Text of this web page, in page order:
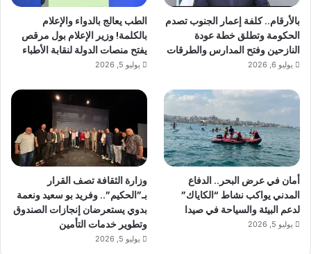
بالأرقام.. كلفة إعمار الجنوب تصدم
الحكومة وتطلق خطة عودة
النازحين وفتح المدارس والطرقات
يوليو 6, 2026
الطب يعالج بالدواء والإعلام
بالكلمة! وزير الإعلام بول مرقص
يفتح منصات الدولة لنقابة الأطباء
يوليو 5, 2026
أمان في عرض البحر.. الدفاع
المدني يواكب نشاط “الكاياك”
لدعم البيئة والسياحة في صيدا
يوليو 5, 2026
وزارة الثقافة تصف القرار
بـ”الحكيم”.. وفريد بو سعيد ونعمة
بدوي يستعرضان إنجازات الصندوق
وتطوير خدمات التأمين
يوليو 5, 2026